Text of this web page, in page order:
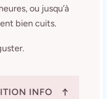
ou jusqu’à
bien cuits.
INFO ↑